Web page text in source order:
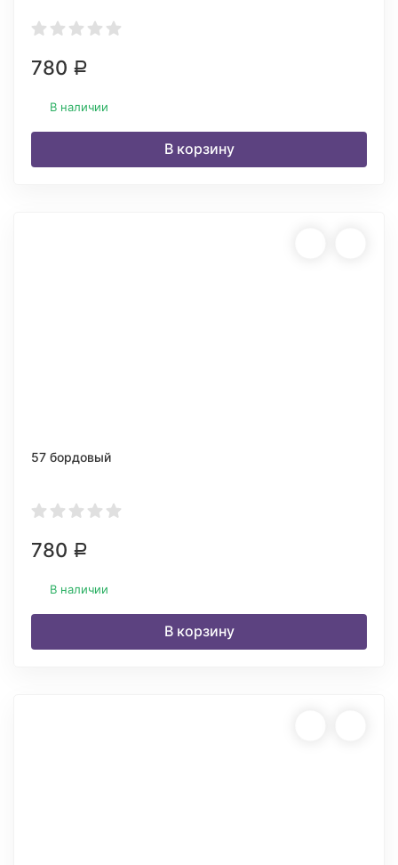
780 Р
В наличии
В корзину
57 бордовый
780 Р
В наличии
В корзину